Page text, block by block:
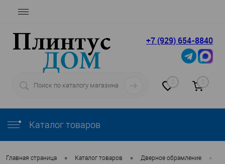
+7 (929) 654-8840
0 0
Каталог товаров
Главная страница • Каталог товаров • Дверное обрамление •